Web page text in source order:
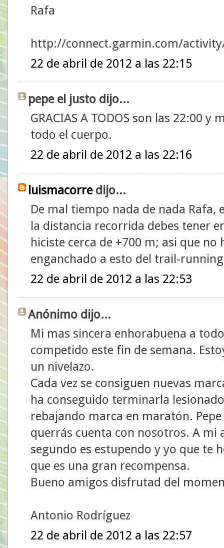
Rafa
http://connect.garmin.com/
22 de abril de 2012 a las 22:15
pepe el justo dijo...
GRACIAS A TODOS son las 22:00
todo el cuerpo.
22 de abril de 2012 a las 22:16
luismacorredijo...
De mal tiempo nada de nada
la distancia recorrida debes tener
hiciste cerca de +700 m; asi que no
enganchado a esto del trail-
22 de abril de 2012 a las 22:53
Anónimo dijo...
Mi mas sincera enhorabuena a
competido este fin de semana.
un nivelazo.
Cada vez se consiguen nuevas
ha conseguido terminarla
rebajando marca en maratón.
querrás cuenta con nosotros. A mi
segundo es estupendo y yo que te
que es una gran recompensa.
Bueno amigos disfrutad del
Antonio Rodríguez
22 de abril de 2012 a las 22:57